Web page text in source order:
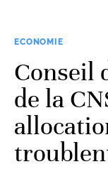
ECONOMIE
Conseil
de la